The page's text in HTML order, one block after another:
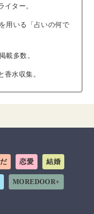
ター。
用いる「占いの何で
載多数。
水収集。
恋愛 結婚
MOREDOOR+